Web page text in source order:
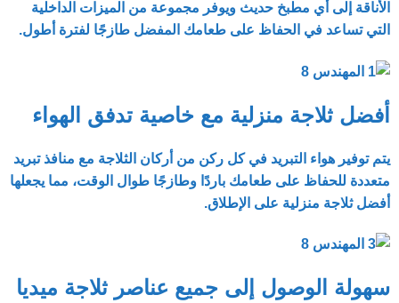
الأناقة إلى أي مطبخ حديث ويوفر مجموعة من الميزات الداخلية
التي تساعد في الحفاظ على طعامك المفضل طازجًا لفترة أطول.
أفضل ثلاجة منزلية مع خاصية تدفق الهواء
يتم توفير هواء التبريد في كل ركن من أركان الثلاجة مع منافذ تبريد
متعددة للحفاظ على طعامك باردًا وطازجًا طوال الوقت، مما يجعلها
أفضل ثلاجة منزلية على الإطلاق.
سهولة الوصول إلى جميع عناصر ثلاجة ميديا ​​